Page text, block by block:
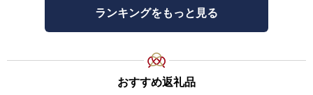
ランキングをもっと見る
おすすめ返礼品